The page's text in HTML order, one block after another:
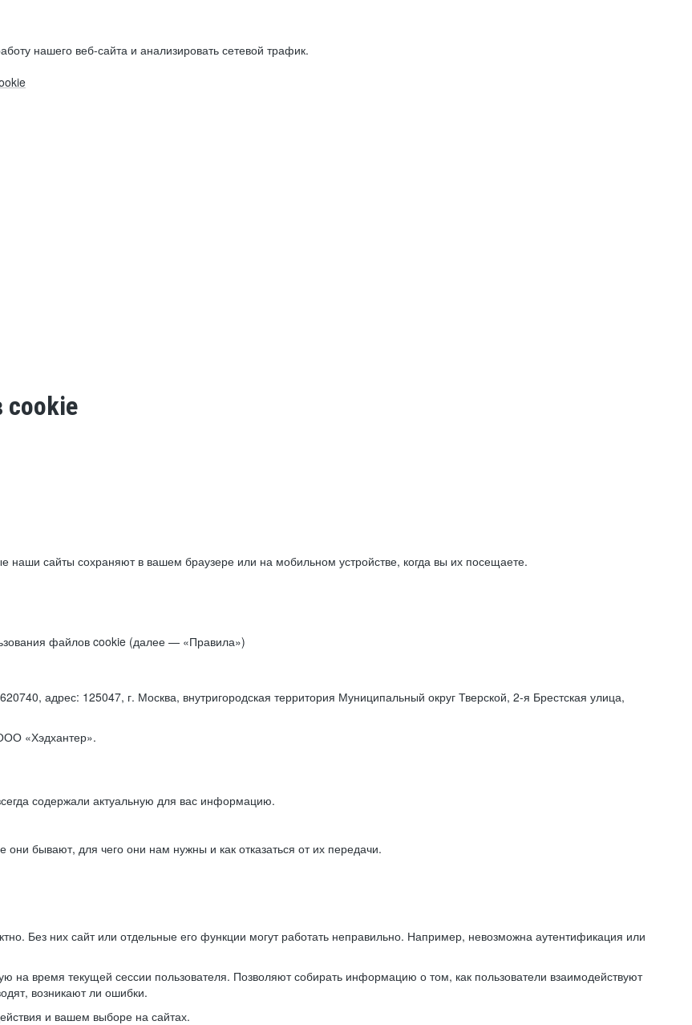
нашего веб-сайта и анализировать сетевой трафик.
cookie
сайты сохраняют в вашем браузере или на мобильном устройстве, когда вы их посещаете.
файлов cookie (далее — «Правила»)
адрес: 125047, г. Москва, внутригородская территория Муниципальный округ Тверской, 2-я Брестская улица,
«Хэдхантер».
содержали актуальную для вас информацию.
бывают, для чего они нам нужны и как отказаться от их передачи.
Без них сайт или отдельные его функции могут работать неправильно. Например, невозможна аутентификация или
на время текущей сессии пользователя. Позволяют собирать информацию о том, как пользователи взаимодействуют
возникают ли ошибки.
и вашем выборе на сайтах.